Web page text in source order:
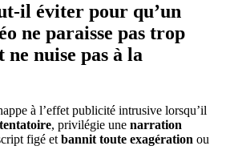
il éviter pour qu’un
ne paraisse pas trop
nuise pas à la
à l’effet publicité intrusive lorsqu’il
, privilégie une narration
figé et bannit toute exagération ou